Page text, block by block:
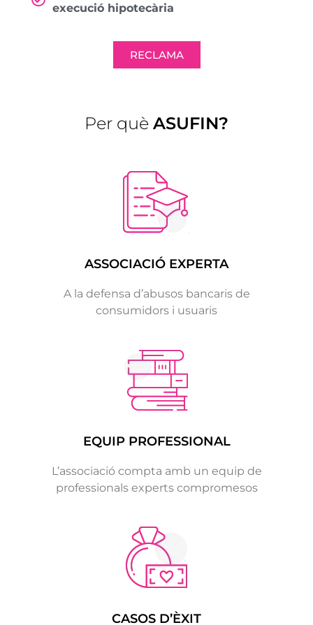
execució hipotecària
RECLAMA
Per què ASUFIN?
ASSOCIACIÓ EXPERTA
A la defensa d’abusos bancaris de
consumidors i usuaris
EQUIP PROFESSIONAL
L’associació compta amb un equip de
professionals experts compromesos
CASOS D’ÈXIT